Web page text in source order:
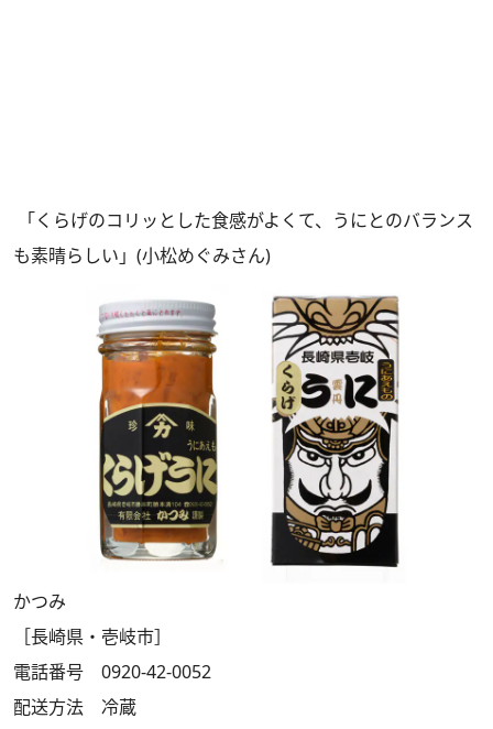
「くらげのコリッとした食感がよくて、うにとのバランス
も素晴らしい」(小松めぐみさん)
かつみ
［長崎県・壱岐市］
電話番号 0920-42-0052
配送方法 冷蔵